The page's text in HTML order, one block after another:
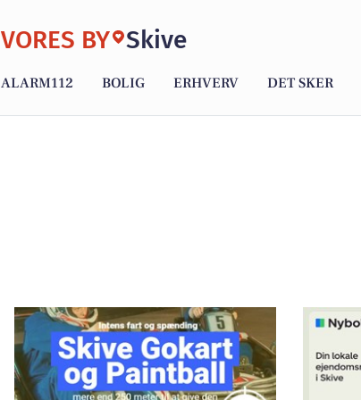
VORES BY Skive
ALARM112 BOLIG ERHVERV DET SKER